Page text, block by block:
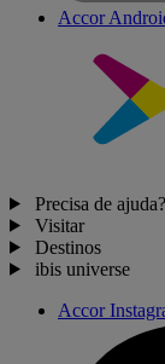
Accor
Precisa de ajuda?
Visitar
Destinos
ibis universe
Accor